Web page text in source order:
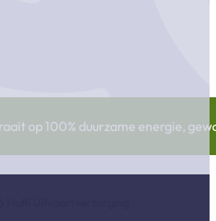
op 100% duurzame energie,